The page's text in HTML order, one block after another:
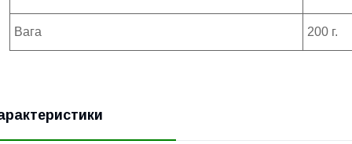
Вага 200 г.